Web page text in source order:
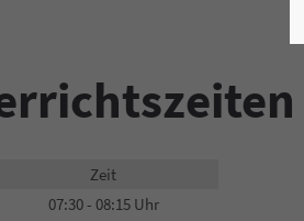
Zeit
07:30 - 08:15 Uhr